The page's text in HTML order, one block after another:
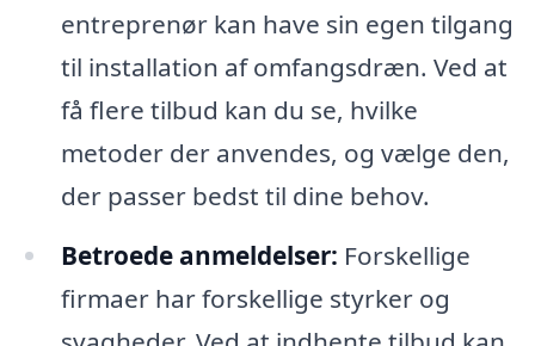
entreprenør kan have sin egen tilgang
til installation af omfangsdræn. Ved at
få flere tilbud kan du se, hvilke
metoder der anvendes, og vælge den,
der passer bedst til dine behov.
Betroede anmeldelser: Forskellige
firmaer har forskellige styrker og